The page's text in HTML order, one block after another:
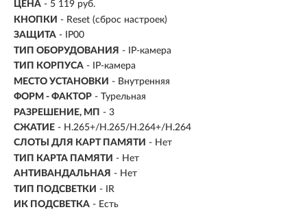
ЦЕНА - 5 119 руб.
КНОПКИ - Reset (сброс настроек)
ЗАЩИТА - IP00
ТИП ОБОРУДОВАНИЯ - IP-камера
ТИП КОРПУСА - IP-камера
МЕСТО УСТАНОВКИ - Внутренняя
ФОРМ - ФАКТОР - Турельная
РАЗРЕШЕНИЕ, МП - 3
СЖАТИЕ - H.265+/H.265/H.264+/H.264
СЛОТЫ ДЛЯ КАРТ ПАМЯТИ - Нет
ТИП КАРТА ПАМЯТИ - Нет
АНТИВАНДАЛЬНАЯ - Нет
ТИП ПОДСВЕТКИ - IR
ИК ПОДСВЕТКА - Есть